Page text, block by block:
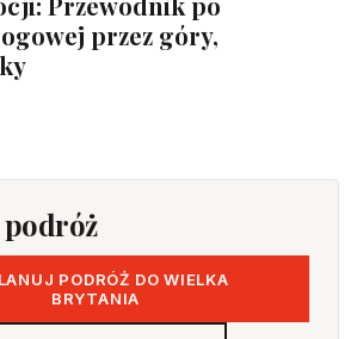
przez góry,
PODRÓŻ DO WIELKA
BRYTANIA